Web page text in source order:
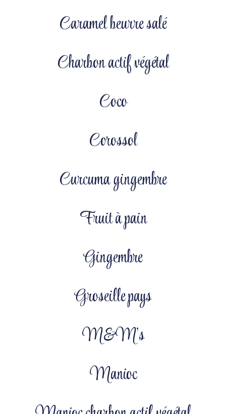
Caramel beurre salé
Charbon actif végétal
Coco
Corossol
Curcuma gingembre
Fruit à pain
Gingembre
Groseille pays
M&M’s
Manioc